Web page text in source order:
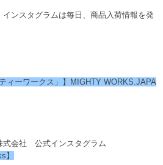
ンスタグラムは毎日、商品入荷情報を発
ィーワークス」】MIGHTY WORKS.JAPA
式会社 公式インスタグラム
】